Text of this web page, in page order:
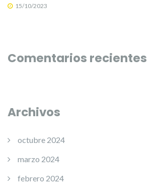
15/10/2023
Comentarios recientes
Archivos
octubre 2024
marzo 2024
febrero 2024